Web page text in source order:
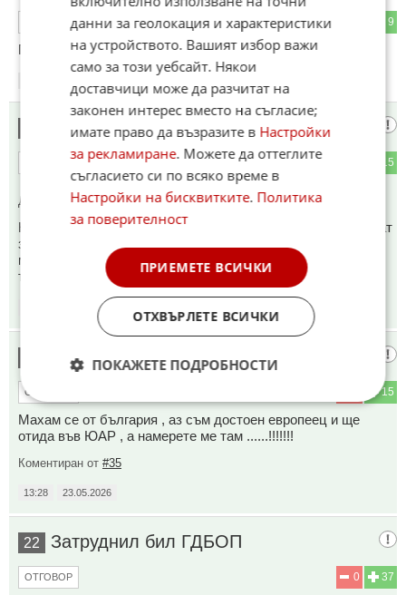
9
ОТГОВОР
Потрошили са го от бой , за да каже. . .
МП4
15
ОТГОВОР
До коментар#18от "АЛТЕРНАТИВА ЗА БЪЛГАРИЯ":
Не може да ги намери защото тези особено Таки им плащат
заплатите , а през свободното време си пазарят
момичета..Такива като Таки , Пепи еврото са величина за
тези мишкари
23.05.2026
Умна тиква
15
ОТГОВОР
Махам се от българия , аз съм достоен европеец и ще
отида във ЮАР , а намерете ме там ......!!!!!!!
Коментиран от #35
13:28 23.05.2026
22 Затруднил бил ГДБОП
37
0
ОТГОВОР
данни за геолокация и характеристики
на устройството. Вашият избор важи
само за този уебсайт. Някои
доставчици може да разчитат на
законен интерес вместо на съгласие;
имате право да възразите в Настройки
за рекламиране. Можете да оттеглите
съгласието си по всяко време в
Настройки на бисквитките. Политика
за поверителност
ПРИЕМЕТЕ ВСИЧКИ
ОТХВЪРЛЕТЕ ВСИЧКИ
ПОКАЖЕТЕ ПОДРОБНОСТИ